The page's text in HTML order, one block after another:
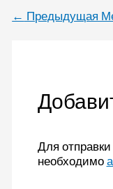
← Предыдущая
Для
необходимо